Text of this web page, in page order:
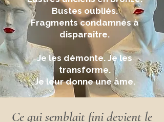
Bustes oubliés.
Fragments condamnés à
disparaître.
Je les démonte. Je les
transforme.
Je leur donne une âme.
Ce qui semblait fini devient le